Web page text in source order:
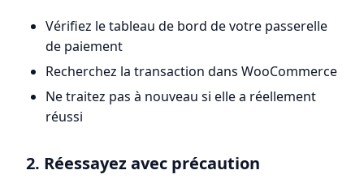
Vérifiez le tableau de bord de votre passerelle
de paiement
Recherchez la transaction dans WooCommerce
Ne traitez pas à nouveau si elle a réellement
réussi
2. Réessayez avec précaution